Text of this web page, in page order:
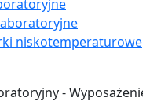
niskotemperaturowe